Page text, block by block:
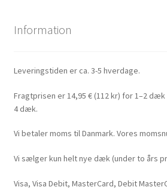
Information
Leveringstiden er ca. 3-5 hverdage.
Fragtprisen er 14,95 € (112 kr) for 1–2 dæk
4 dæk.
Vi betaler moms til Danmark. Vores
Vi sælger kun helt nye dæk (under to års
Visa, Visa Debit, MasterCard, Debit